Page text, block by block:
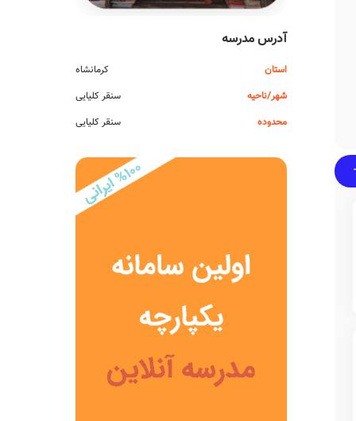
آدرس مدرسه
استان
کرمانشاه
شهر/ناحیه
سنقر کلیایی
محدوده
سنقر کلیایی